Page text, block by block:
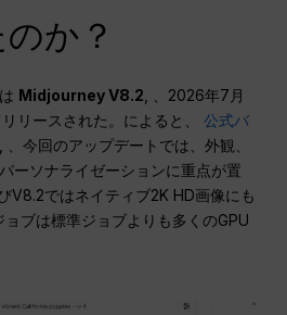
か？
Midjourney V8.2 , 、2026年7月
リースされた。によると、公式バ
, 、今回のアップデートでは、外観、
ーソナライゼーションに重点が置
V8.2ではネイティブ2K HD画像にも
ブは標準ジョブよりも多くのGPU